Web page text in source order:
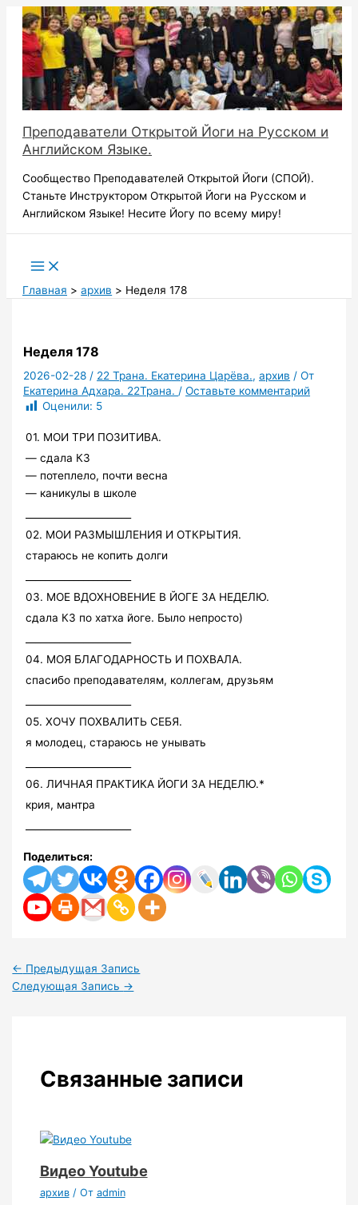
Перейти
содержимому
Преподаватели Открытой Йоги на Русском и
Английском Языке.
Сообщество Преподавателей Открытой Йоги (СПОЙ).
Станьте Инструктором Открытой Йоги на Русском и
Английском Языке! Несите Йогу по всему миру!
Главная архив Неделя 178
Неделя 178
2026-02-28/ 22 Трана. Екатерина Царёва.,архив / От
Екатерина Адхара. 22Трана./Оставьте комментарий
Оценили: 5
01. МОИ ТРИ ПОЗИТИВА.
— сдала КЗ
— потеплело, почти весна
— каникулы в школе
02. МОИ РАЗМЫШЛЕНИЯ И ОТКРЫТИЯ.
стараюсь не копить долги
03. МОЕ ВДОХНОВЕНИЕ В ЙОГЕ ЗА НЕДЕЛЮ.
сдала КЗ по хатха йоге. Было непросто)
04. МОЯ БЛАГОДАРНОСТЬ И ПОХВАЛА.
спасибо преподавателям, коллегам, друзьям
05. ХОЧУ ПОХВАЛИТЬ СЕБЯ.
я молодец, стараюсь не унывать
06. ЛИЧНАЯ ПРАКТИКА ЙОГИ ЗА НЕДЕЛЮ.*
крия, мантра
Поделиться:
← Предыдущая Запись
Следующая Запись →
Связанные записи
Видео Youtube
архив/ От admin